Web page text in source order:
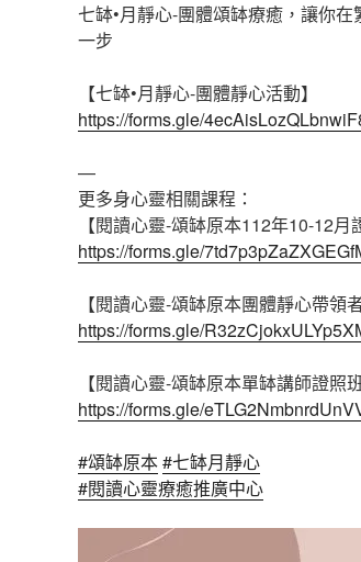
七缽•月靜心-團體頌缽療癒，讓你
一步
【七缽•月靜心-團體靜心活動】
https://forms.gle/
—
更多身心靈相關課程：
【閱讀心靈-頌缽原本112年10-12月
https://forms.gle/
【閱讀心靈-頌缽原本團體靜心帶領
https://forms.gle/
【閱讀心靈-頌缽原本單缽講師證照班
https://forms.gle/
#頌缽原本#七缽月靜心
#閱讀心靈療癒推廣中心